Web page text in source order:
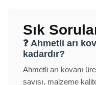
Sık
❓ Ahmetli arı
kadardır?
Ahmetli arı kovanı
sayısı, malzeme